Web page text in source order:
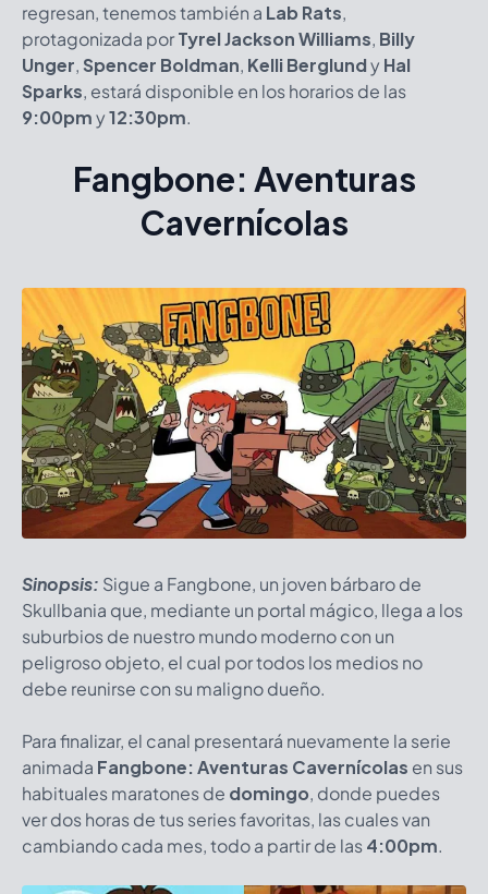
regresan, tenemos también a Lab Rats,
protagonizada porTyrel Jackson Williams, Billy
Unger, Spencer Boldman, Kelli BerglundyHal
Sparks, estará disponible en los horarios de las
9:00pmy12:30pm.
Fangbone: Aventuras
Cavernícolas
Sinopsis: Sigue a Fangbone, un joven bárbaro de
Skullbania que, mediante un portal mágico, llega a los
suburbios de nuestro mundo moderno con un
peligroso objeto, el cual por todos los medios no
debe reunirse con su maligno dueño.
Para finalizar, el canal presentará nuevamente la serie
animada Fangbone: Aventuras Cavernícolas en sus
habituales maratones de domingo, donde puedes
ver dos horas de tus series favoritas, las cuales van
cambiando cada mes, todo a partir de las4:00pm.